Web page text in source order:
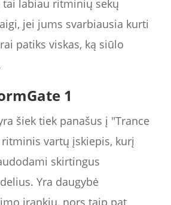
labiau ritminių sekų
jei jums svarbiausia kurti
patiks viskas, ką siūlo
1
šiek tiek panašus į "Trance
ritminis vartų įskiepis, kurį
skirtingus
Yra daugybė